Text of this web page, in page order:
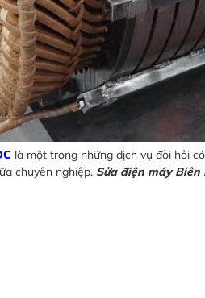
là một trong những dịch vụ đòi hỏi
chuyên nghiệp. Sửa điện máy Biên